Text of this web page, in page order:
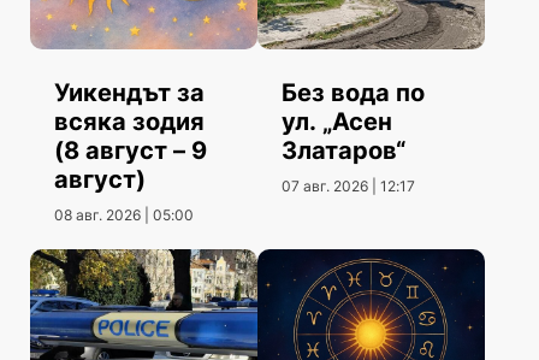
Уикендът за
всяка зодия
(8 август – 9
август)
08 авг. 2026 | 05:00
Без вода по
ул. „Асен
Златаров“
07 авг. 2026 | 12:17